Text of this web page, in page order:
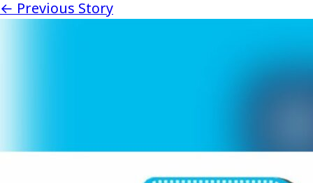
← Previous Story